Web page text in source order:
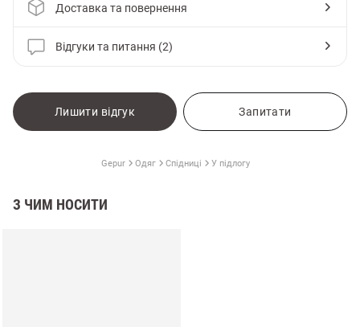
Доставка та повернення
Відгуки та питання (2)
Лишити відгук Запитати
Gepur Одяг Спідниці У підлогу
З ЧИМ НОСИТИ